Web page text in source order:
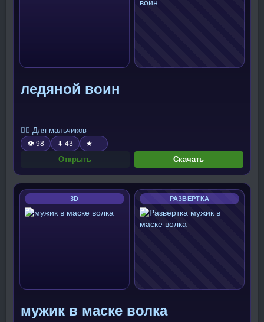
ледяной воин
🧍‍♂️ Для мальчиков
👁 98 ⬇ 43 ★ —
Открыть Скачать
3D РАЗВЕРТКА
мужик в маске волка